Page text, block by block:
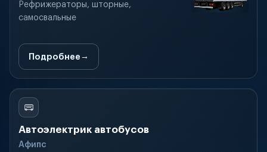
Рефрижераторы, шторные,
самосвальные
Подробнее
Автоэлектрик автобусов
Афипс